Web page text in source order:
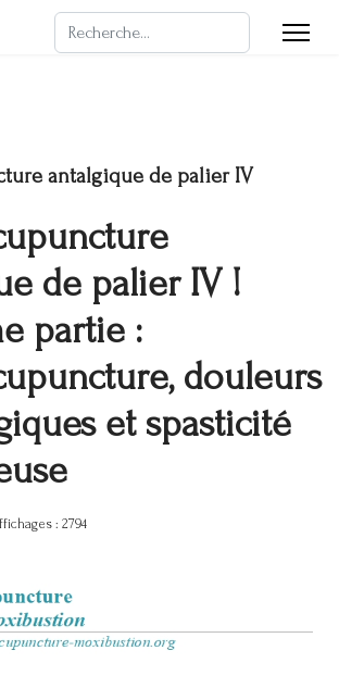
Rechercher
antalgique de palier IV
de palier IV !
partie :
douleurs
et spasticité
: 2794